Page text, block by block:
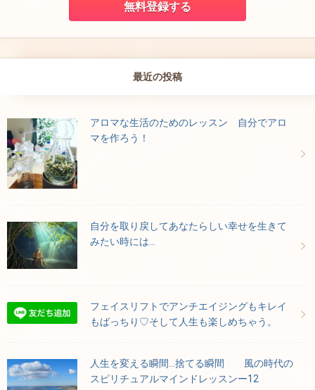
最近の投稿
アロマな生活のためのレッスン 自分でアロ
マを作ろう！
自分を取り戻してあなたらしい幸せを生きて
みたい時には…
フェイスリフトでアンチエイジングもキレイ
もばっちり♡そして人生も楽しめちゃう。
人生を変える瞬間…捨てる瞬間 風の時代の
スピリチュアルマインドレッスンー12